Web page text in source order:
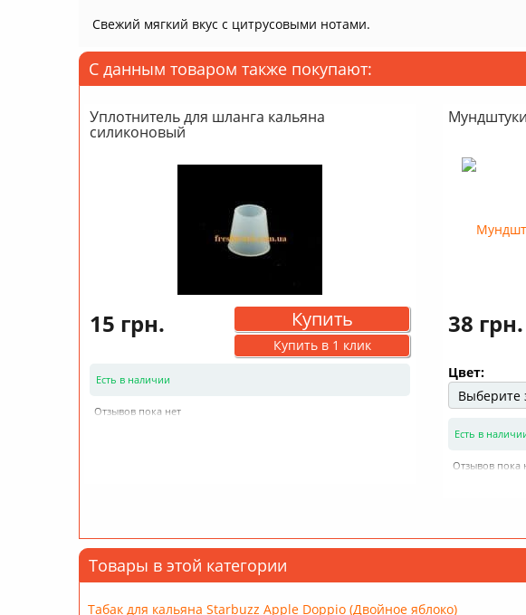
Свежий мягкий вкус с цитрусовыми нотами.
С данным товаром также покупают:
Уплотнитель для шланга кальяна
силиконовый
15 грн. Купить
Купить в 1 клик
Есть в наличии
Отзывов пока нет
38 грн.
Цвет:
Есть в
Отзывов пока
Товары в этой категории
Табак для кальяна Starbuzz Apple Doppio (Двойное яблоко)